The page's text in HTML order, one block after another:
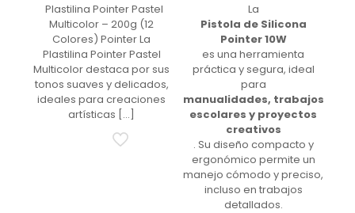
Plastilina Pointer Pastel
Multicolor – 200g (12
Colores) Pointer La
Plastilina Pointer Pastel
Multicolor destaca por sus
tonos suaves y delicados,
ideales para creaciones
artísticas […]
La
Pistola de Silicona
Pointer 10W
es una herramienta
práctica y segura, ideal
para
manualidades, trabajos
escolares y proyectos
creativos
. Su diseño compacto y
ergonómico permite un
manejo cómodo y preciso,
incluso en trabajos
detallados.